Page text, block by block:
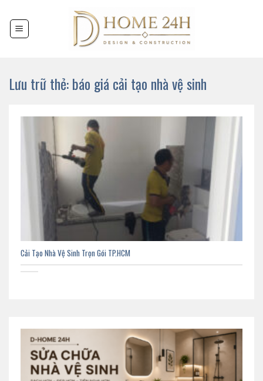
đến
nội
Lưu trữ thẻ:báo giá cải tạo nhà vệ sinh
Cải Tạo Nhà Vệ Sinh Trọn Gói TP.HCM